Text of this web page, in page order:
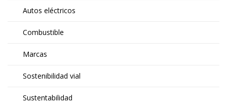
Autos eléctricos
Combustible
Marcas
Sostenibilidad vial
Sustentabilidad